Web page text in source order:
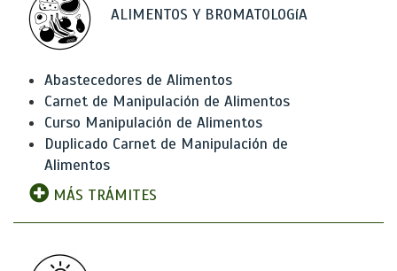
ALIMENTOS Y BROMATOLOGíA
Abastecedores de Alimentos
Carnet de Manipulación de Alimentos
Curso Manipulación de Alimentos
Duplicado Carnet de Manipulación de
Alimentos
MÁS TRÁMITES